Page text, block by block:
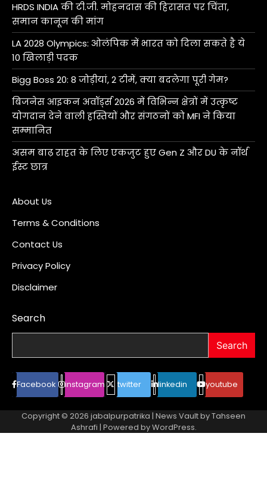
HRDS INDIA की टी.जी. मोहनदास की हिरासत पर चिंता,
समान कानून की मांग
LA 2028 Olympics: ओलंपिक में भारत को दिला सकते है ये
10 खिलाड़ी पदक
Bigg Boss 20: 8 जोड़ीयां, 2 टीमें, क्या बदलेगा पूरी गेम?
बिजनेस आइकन अवॉर्ड्स 2026 में विभिन्न क्षेत्रों में उत्कृष्ट
योगदान देने वाली हस्तियों और संगठनों को MFI ने किया
सम्मानित
असम बाढ़ राहत के लिए एकजुट हुए Gen Z और DU के नॉर्थ
ईस्ट छात्र
About Us
Terms & Conditions
Contact Us
Privacy Policy
Disclaimer
Search
Search
Facebook instagram twitter linkedin youtube
Copyright © 2026 jabalpurpatrika | News Vault byTahseen
Ashrafi | Powered byWordPress.